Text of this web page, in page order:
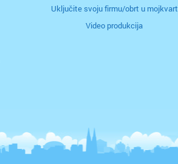
Uključite svoju firmu/obrt u mojkvart
Video produkcija